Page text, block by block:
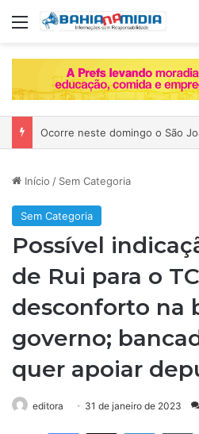
Menu
Início / Sem Categoria
Sem Categoria
Possível
de Rui para o
desconforto na
governo;
quer apoiar
editora 31 de janeiro de 2023